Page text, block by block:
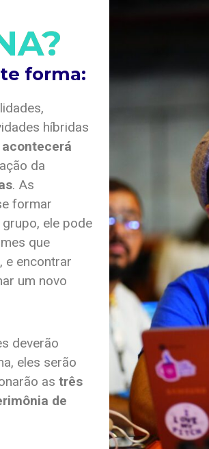
forma:
híbridas
da
. As
formar
ele pode
que
, e encontrar
um novo
deverão
eles serão
as três
de